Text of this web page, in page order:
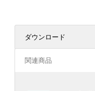
ダウンロード
関連商品